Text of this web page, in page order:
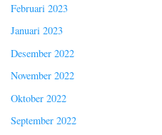
Februari 2023
Januari 2023
Desember 2022
November 2022
Oktober 2022
September 2022